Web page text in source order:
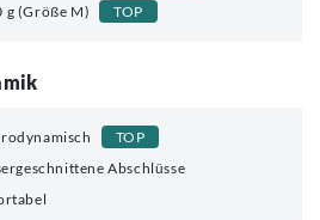
g (Größe M) TOP
TOP
Abschlüsse